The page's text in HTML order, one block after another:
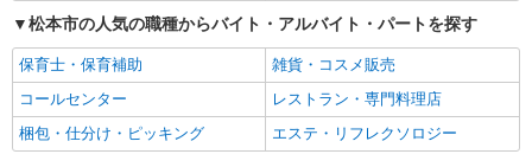
松本市の人気の職種からバイト・アルバイト・パートを探す
保育士・保育補助
雑貨・コスメ販売
コールセンター
レストラン・専門料理店
梱包・仕分け・ピッキング
エステ・リフレクソロジー